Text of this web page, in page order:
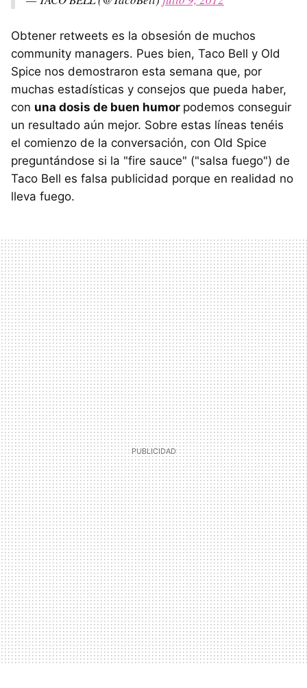
Obtener retweets es la obsesión de muchos
community managers. Pues bien, Taco Bell y Old
Spice nos demostraron esta semana que, por
muchas estadísticas y consejos que pueda haber,
con una dosis de buen humor podemos conseguir
un resultado aún mejor. Sobre estas líneas tenéis
el comienzo de la conversación, con Old Spice
preguntándose si la "fire sauce" ("salsa fuego") de
Taco Bell es falsa publicidad porque en realidad no
lleva fuego.